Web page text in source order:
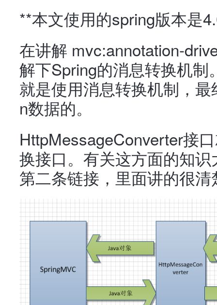
**本文使用的spring版本是
在讲解 mvc:annotation-
解下Spring的消息转换机
就是使用消息转换机制，
n数据的。
HttpMessageConverter接
换接口。有关这方面的知
第二条链接，里面讲的很清